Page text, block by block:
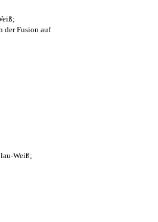
der Fusion auf
Weiß;